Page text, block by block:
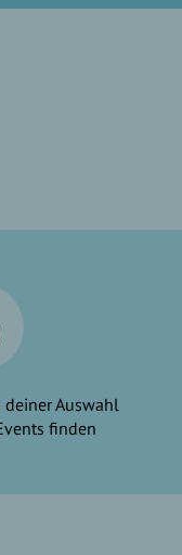
Auswahl
finden